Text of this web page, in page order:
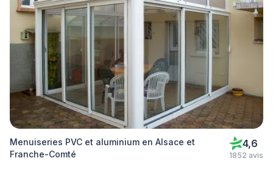
Menuiseries PVC et aluminium en Alsace et
Franche-Comté
4,6
1852 avis